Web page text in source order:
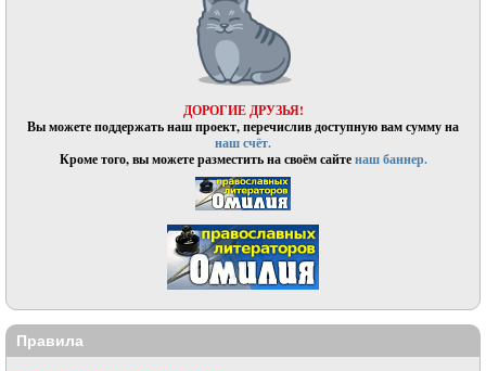
ДОРОГИЕ ДРУЗЬЯ!
Вы можете поддержать наш проект, перечислив доступную вам сумму на
наш счёт.
Кроме того, вы можете разместить на своём сайтенаш баннер.
Правила